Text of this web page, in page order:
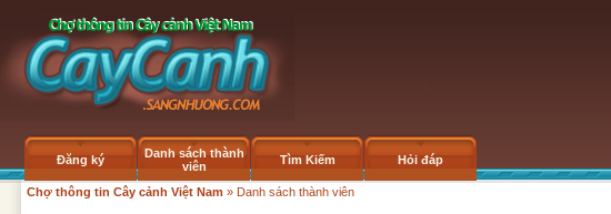
Đăng ký
Danh sách thành
viên
Tìm Kiếm Hỏi đáp
Chợ thông tin Cây cảnh Việt Nam » Danh sách thành viên